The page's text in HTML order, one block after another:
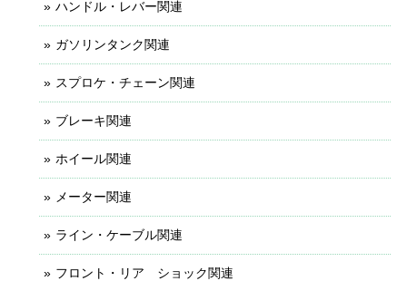
ハンドル・レバー関連
ガソリンタンク関連
スプロケ・チェーン関連
ブレーキ関連
ホイール関連
メーター関連
ライン・ケーブル関連
フロント・リア ショック関連